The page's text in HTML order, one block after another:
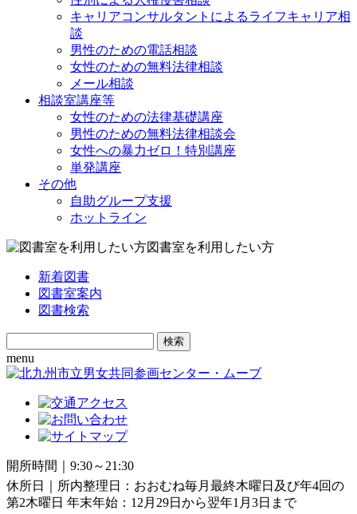
キャリアコンサルタントによるライフキャリア相
談
男性のための電話相談
女性のための無料法律相談
メール相談
相談室講座等
女性のための法律基礎講座
男性のための無料法律相談会
女性への暴力ゼロ！特別講座
単発講座
その他
自助グループ支援
ホットライン
図書室を利用したい方
新着図書
図書室案内
図書検索
Search
for:
menu
開所時間｜9:30～21:30
休所日｜所内整理日：おおむね毎月最終木曜日及び年4回の
第2木曜日 年末年始：12月29日から翌年1月3日まで